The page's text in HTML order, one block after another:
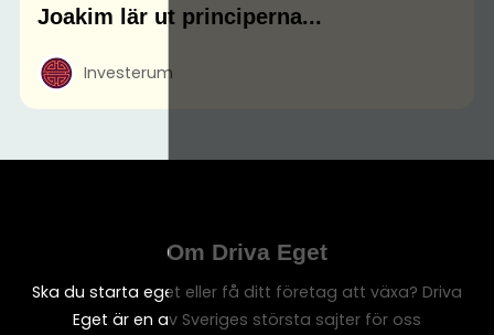
Joakim lär ut principerna...
Investerum
Om Driva Eget
Ska du starta eget eller få ditt företag att växa? Driva
Eget är en av Sveriges största sajter för oss